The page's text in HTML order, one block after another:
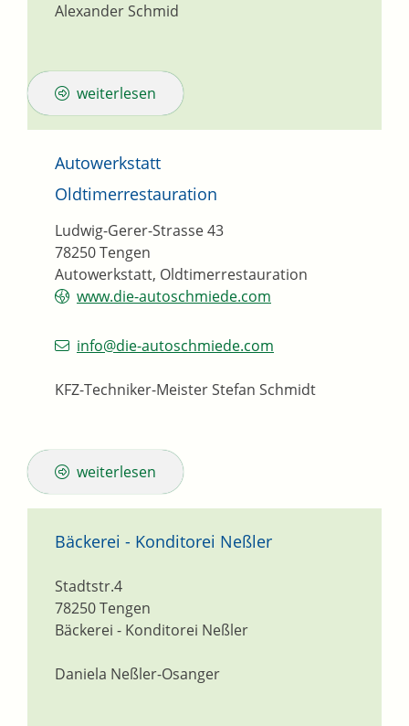
Alexander Schmid
weiterlesen
Autowerkstatt
Oldtimerrestauration
Autowerkstatt, Oldtimerrestauration
Ludwig-Gerer-Strasse 43
78250Tengen
www.die-autoschmiede.com
info@die-autoschmiede.com
KFZ-Techniker-MeisterStefan Schmidt
weiterlesen
Bäckerei - Konditorei Neßler
Bäckerei - Konditorei Neßler
Stadtstr.4
78250Tengen
Daniela Neßler-Osanger